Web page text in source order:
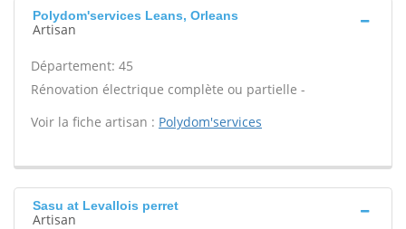
Polydom'services Leans, Orleans
Artisan
Département: 45
Rénovation électrique complète ou partielle -
Voir la fiche artisan : Polydom'services
Sasu at Levallois perret
Artisan